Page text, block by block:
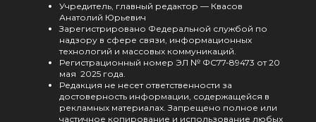
Учредитель, главный редактор — Квасов
Анатолий Юрьевич
Зарегистрировано Федеральной службой по
надзору в сфере связи, информационных
технологий и массовых коммуникаций.
Регистрационный номер ЭЛ № ФС77-89473 от 20
мая 2025 года.
Редакция не несет ответственности за
достоверность информации, содержащейся в
рекламных материалах. Запрещено полное или
частичное копирование и использование любых